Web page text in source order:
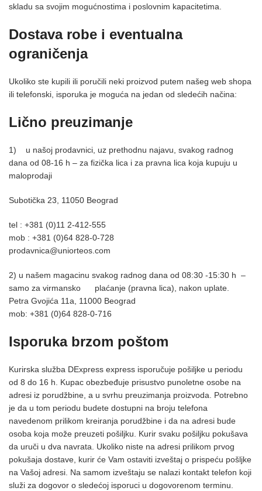
skladu sa svojim mogućnostima i poslovnim kapacitetima.
Dostava robe i eventualna
ograničenja
Ukoliko ste kupili ili poručili neki proizvod putem našeg web shopa
ili telefonski, isporuka je moguća na jedan od sledećih načina:
Lično preuzimanje
1) u našoj prodavnici, uz prethodnu najavu, svakog radnog
dana od 08-16 h – za fizička lica i za pravna lica koja kupuju u
maloprodaji
Subotička 23, 11050 Beograd
tel : +381 (0)11 2-412-555
mob : +381 (0)64 828-0-728
prodavnica@uniorteos.com
2) u našem magacinu svakog radnog dana od 08:30 -15:30 h –
samo za virmansko plaćanje (pravna lica), nakon uplate.
Petra Gvojića 11a, 11000 Beograd
mob: +381 (0)64 828-0-716
Isporuka brzom poštom
Kurirska služba DExpress express isporučuje pošiljke u periodu
od 8 do 16 h. Kupac obezbeđuje prisustvo punoletne osobe na
adresi iz porudžbine, a u svrhu preuzimanja proizvoda. Potrebno
je da u tom periodu budete dostupni na broju telefona
navedenom prilikom kreiranja porudžbine i da na adresi bude
osoba koja može preuzeti pošiljku. Kurir svaku pošiljku pokušava
da uruči u dva navrata. Ukoliko niste na adresi prilikom prvog
pokušaja dostave, kurir će Vam ostaviti izveštaj o prispeću pošljke
na Vašoj adresi. Na samom izveštaju se nalazi kontakt telefon koji
služi za dogovor o sledećoj isporuci u dogovorenom terminu.